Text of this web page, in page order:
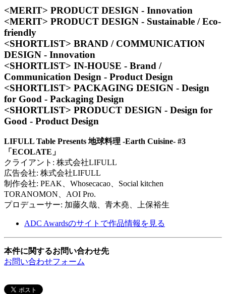
<MERIT> PRODUCT DESIGN - Innovation
<MERIT> PRODUCT DESIGN - Sustainable / Eco-
friendly
<SHORTLIST> BRAND / COMMUNICATION
DESIGN - Innovation
<SHORTLIST> IN-HOUSE - Brand /
Communication Design - Product Design
<SHORTLIST> PACKAGING DESIGN - Design
for Good - Packaging Design
<SHORTLIST> PRODUCT DESIGN - Design for
Good - Product Design
LIFULL Table Presents 地球料理 -Earth Cuisine- #3
「ECOLATE」
クライアント: 株式会社LIFULL
広告会社: 株式会社LIFULL
制作会社: PEAK、Whosecacao、Social kitchen
TORANOMON、AOI Pro.
プロデューサー: 加藤久哉、青木堯、上保裕生
ADC Awardsのサイトで作品情報を見る
本件に関するお問い合わせ先
お問い合わせフォーム